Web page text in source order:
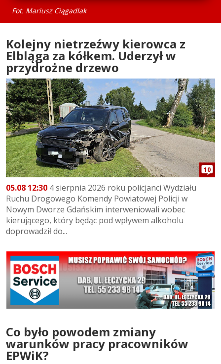
Fot. Mariusz Ciągadlak
Kolejny nietrzeźwy kierowca z
Elbląga za kółkem. Uderzył w
przydrożne drzewo
10
05.08 12:30 4 sierpnia 2026 roku policjanci Wydziału
Ruchu Drogowego Komendy Powiatowej Policji w
Nowym Dworze Gdańskim interweniowali wobec
kierującego, który będąc pod wpływem alkoholu
doprowadził do...
Co było powodem zmiany
warunków pracy pracowników
EPWiK?